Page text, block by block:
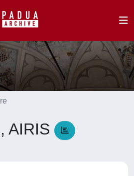
AIRIS